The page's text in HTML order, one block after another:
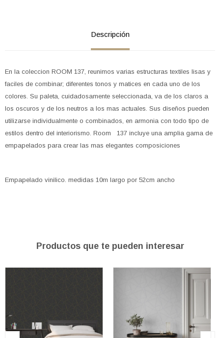
Descripción
En la coleccion ROOM 137, reunimos varias estructuras textiles lisas y
faciles de combinar; diferentes tonos y matices en cada uno de los
colores. Su paleta, cuidadosamente seleccionada, va de los claros a
los oscuros y de los neutros a los mas actuales. Sus diseños pueden
utilizarse individualmente o combinados, en armonia con todo tipo de
estilos dentro del interiorismo. Room 137 incluye una amplia gama de
empapelados para crear las mas elegantes composiciones
Empapelado vinilico. medidas 10m largo por 52cm ancho
Productos que te pueden interesar